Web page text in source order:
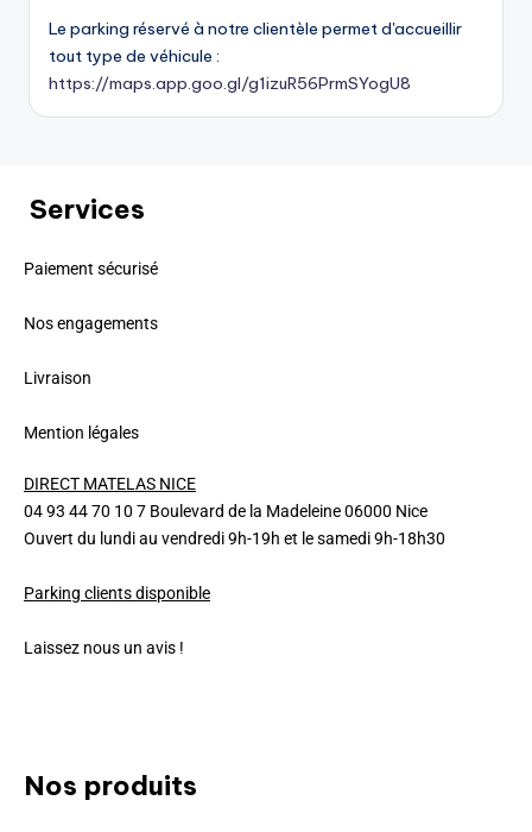
Le parking réservé à notre clientèle permet d'accueillir
tout type de véhicule :
https://maps.app.goo.gl/g1izuR56PrmSYogU8
Services
Paiement sécurisé
Nos engagements
Livraison
Mention légales
DIRECT MATELAS NICE
04 93 44 70 10 7 Boulevard de la Madeleine 06000 Nice
Ouvert du lundi au vendredi 9h-19h et le samedi 9h-18h30
Parking clients disponible
Laissez nous un avis !
Nos produits